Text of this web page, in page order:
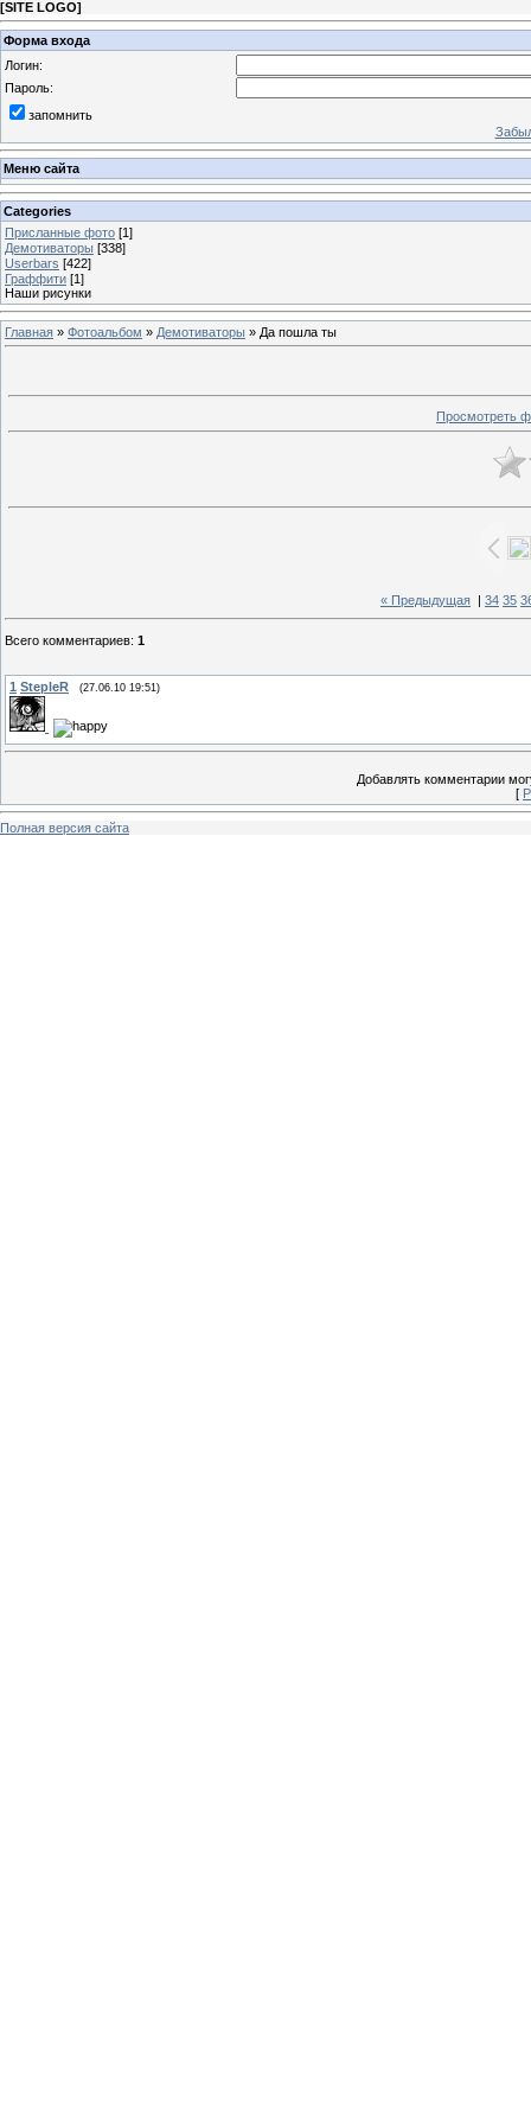
[SITE LOGO]
Форма входа
Логин:
Пароль:
запомнить
Меню сайта
Categories
Присланные фото [1]
Демотиваторы [338]
Userbars [422]
Граффити [1]
Наши рисунки
Главная » Фотоальбом » Демотиваторы » Да пошла ты
Просмотреть
« Предыдущая 34 35
Всего комментариев: 1
1 StepleR (27.06.10 19:51)
Добавлять комментарии
[
Полная версия сайта